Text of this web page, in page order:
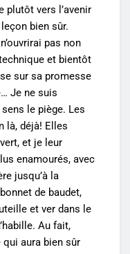
plutôt vers l’avenir
bien sûr.
pas non
et bientôt
sur sa promesse
Je ne suis
le piège. Les
là, déjà! Elles
et je leur
enamourés, avec
jusqu’à la
de baudet,
et ver dans le
Au fait,
aura bien sûr